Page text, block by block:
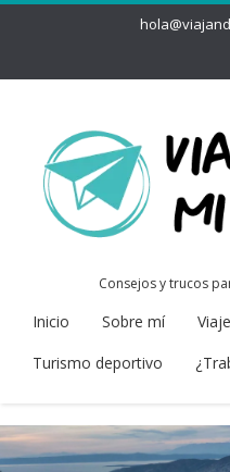
Consejos y trucos
Inicio Sobre mí
Turismo deportivo